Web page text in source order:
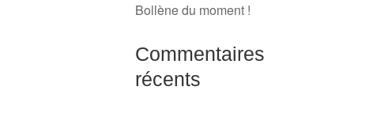
Bollène du moment !
Commentaires
récents